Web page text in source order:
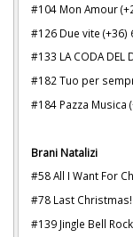
#104 Mon Amour
#126 Due vite (+36)
#133 LA CODA DEL
#182 Tuo per
#184 Pazza Musica
Brani Natalizi
#58 All I Want For
#78 Last Christmas!
#139 Jingle Bell